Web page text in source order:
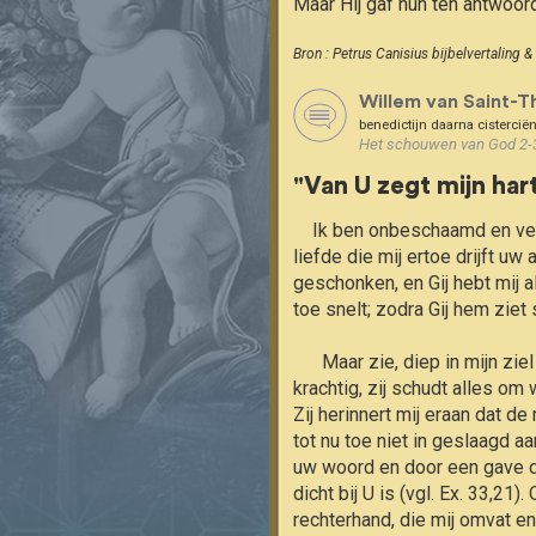
Bron : Petrus Canisius bijbelvertaling &
Willem van Saint-
benedictijn daarna
Het schouwen van God 2-
"Van U zegt mijn
liefde die mij ertoe drijft uw
geschonken, en Gij hebt mij
toe snelt; zodra Gij hem ziet
krachtig, zij schudt alles om
Zij herinnert mij eraan dat
tot nu toe niet in geslaagd
uw woord en door een gave
dicht bij U is (vgl. Ex.
rechterhand, die mij omvat